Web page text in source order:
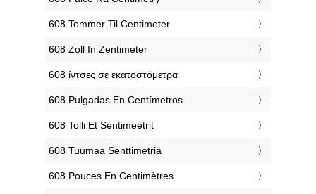
‎608 Tommer Til Centimeter
‎608 Zoll In Zentimeter
‎608 ίντσες σε εκατοστόμετρα
‎608 Pulgadas En Centímetros
‎608 Tolli Et Sentimeetrit
‎608 Tuumaa Senttimetriä
‎608 Pouces En Centimètres